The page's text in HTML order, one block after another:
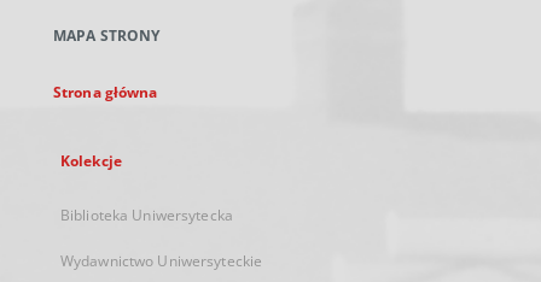
karcie
MAPA STRONY
Strona główna
Kolekcje
Biblioteka Uniwersytecka
Wydawnictwo Uniwersyteckie